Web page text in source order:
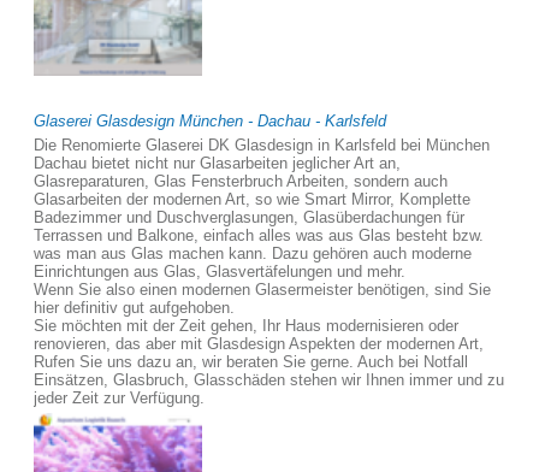
Glaserei Glasdesign München - Dachau - Karlsfeld
Die Renomierte Glaserei DK Glasdesign in Karlsfeld bei München
Dachau bietet nicht nur Glasarbeiten jeglicher Art an,
Glasreparaturen, Glas Fensterbruch Arbeiten, sondern auch
Glasarbeiten der modernen Art, so wie Smart Mirror, Komplette
Badezimmer und Duschverglasungen, Glasüberdachungen für
Terrassen und Balkone, einfach alles was aus Glas besteht bzw.
was man aus Glas machen kann. Dazu gehören auch moderne
Einrichtungen aus Glas, Glasvertäfelungen und mehr.
Wenn Sie also einen modernen Glasermeister benötigen, sind Sie
hier definitiv gut aufgehoben.
Sie möchten mit der Zeit gehen, Ihr Haus modernisieren oder
renovieren, das aber mit Glasdesign Aspekten der modernen Art,
Rufen Sie uns dazu an, wir beraten Sie gerne. Auch bei Notfall
Einsätzen, Glasbruch, Glasschäden stehen wir Ihnen immer und zu
jeder Zeit zur Verfügung.